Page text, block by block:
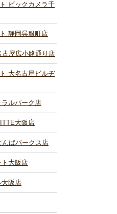
ビックカメラ千
静岡呉服町店
屋広小路通り店
大名古屋ビルヂ
ルパーク店
大阪店
ばパークス店
大阪店
阪店